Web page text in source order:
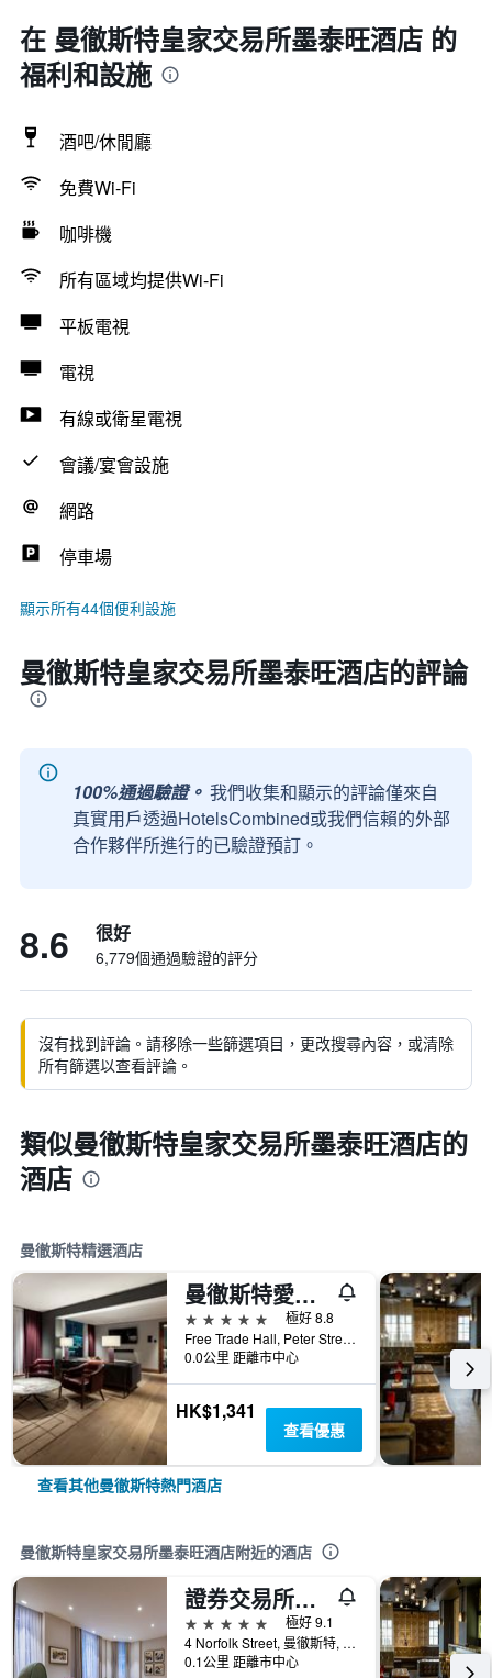
在 曼徹斯特皇家交易所墨泰旺酒店 的
福利和設施
酒吧/休閒廳
免費Wi-Fi
咖啡機
所有區域均提供Wi-Fi
平板電視
電視
有線或衛星電視
會議/宴會設施
網路
停車場
顯示所有44個便利設施
曼徹斯特皇家交易所墨泰旺酒店的評論
100%通過驗證。 我們收集和顯示的評論僅來自
真實用戶透過HotelsCombined或我們信賴的外部
合作夥伴所進行的已驗證預訂。
8.6 很好
6,779個通過驗證的評分
沒有找到評論。請移除一些篩選項目，更改搜尋內容，或清除
所有篩選以查看評論。
類似曼徹斯特皇家交易所墨泰旺酒店的
酒店
曼徹斯特精選酒店
曼徹斯特愛德華麗笙酒店 - 曼徹斯特
5星級
極好 8.8
Free Trade Hall, Peter Street, 曼徹斯特, 英國
0.0公里 距離市中心
HK$1,341
查看優惠
查看其他曼徹斯特熱門酒店
曼徹斯特皇家交易所墨泰旺酒店附近的酒店
證券交易所飯店
5星級
極好 9.1
4 Norfolk Street, 曼徹斯特, 英國
0.1公里 距離市中心